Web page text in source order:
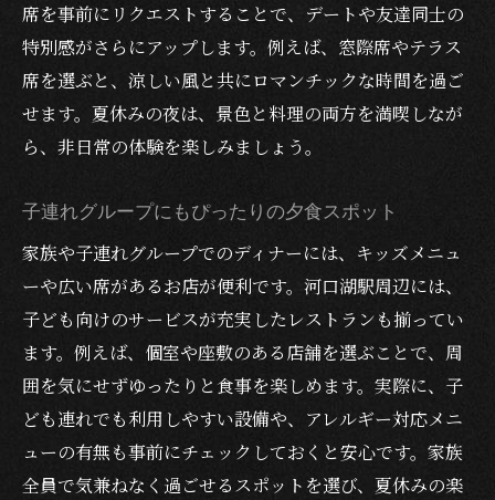
席を事前にリクエストすることで、デートや友達同士の
特別感がさらにアップします。例えば、窓際席やテラス
席を選ぶと、涼しい風と共にロマンチックな時間を過ご
せます。夏休みの夜は、景色と料理の両方を満喫しなが
ら、非日常の体験を楽しみましょう。
子連れグループにもぴったりの夕食スポット
家族や子連れグループでのディナーには、キッズメニュ
ーや広い席があるお店が便利です。河口湖駅周辺には、
子ども向けのサービスが充実したレストランも揃ってい
ます。例えば、個室や座敷のある店舗を選ぶことで、周
囲を気にせずゆったりと食事を楽しめます。実際に、子
ども連れでも利用しやすい設備や、アレルギー対応メニ
ューの有無も事前にチェックしておくと安心です。家族
全員で気兼ねなく過ごせるスポットを選び、夏休みの楽